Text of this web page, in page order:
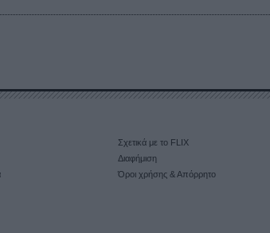
Σχετικά με το FLIX
Διαφήμιση
Όροι χρήσης & Απόρρητο